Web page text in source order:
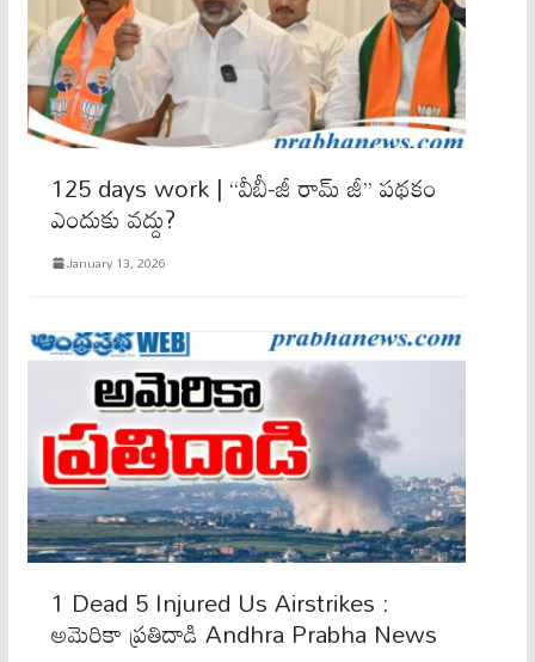
125 days work | ‘‘వీబీ-జీ రామ్ జీ’’ పథకం
ఎందుకు వద్దు?
January 13, 2026
1 Dead 5 Injured Us Airstrikes :
అమెరికా ప్రతిదాడి Andhra Prabha News